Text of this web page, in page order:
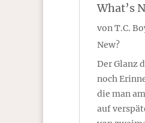
What’s
vonT.C.
New?
Der Glanz
noch
die man
auf